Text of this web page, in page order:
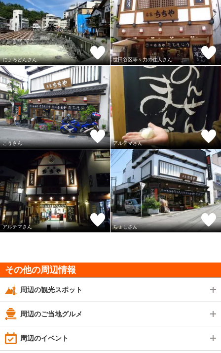
にょろどんさん 世田谷区等々力の住人さん
こうさん アルテマさん
アルテマさん ちょしさん
その他の周辺情報
周辺の観光スポット
周辺のご当地グルメ
周辺のイベント